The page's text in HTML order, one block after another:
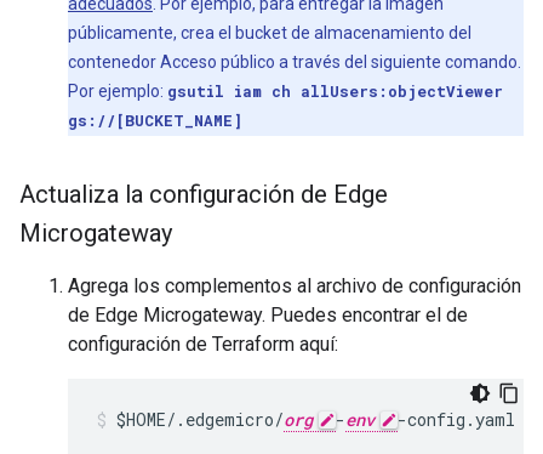
públicamente, crea el bucket de almacenamiento del
contenedor Acceso público a través del siguiente comando.
Por ejemplo: gsutil iam ch allUsers:objectViewer
gs://[BUCKET_NAME]
Actualiza la configuración de Edge
Microgateway
Agrega los complementos al archivo de configuración
de Edge Microgateway. Puedes encontrar el de
configuración de Terraform aquí:
$HOME/.edgemicro/org -env